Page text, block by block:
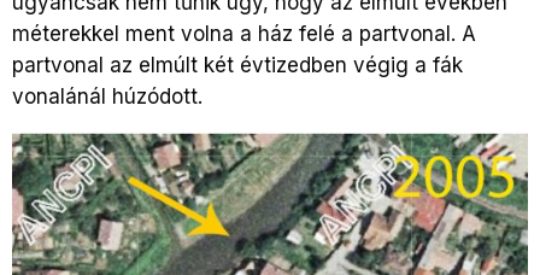
méterekkel ment volna a ház felé a partvonal. A
partvonal az elmúlt két évtizedben végig a fák
vonalánál húzódott.